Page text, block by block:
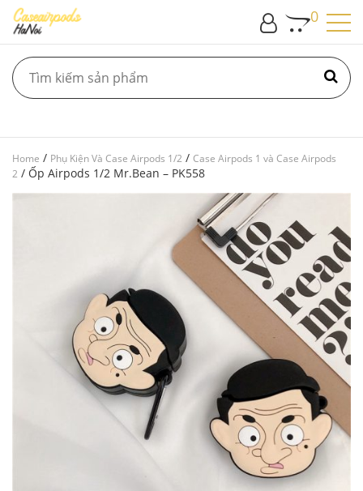
0
Home / Phụ Kiện Và Case Airpods 1/2 / Case Airpods 1 và Case Airpods
2 / Ốp Airpods 1/2 Mr.Bean – PK558